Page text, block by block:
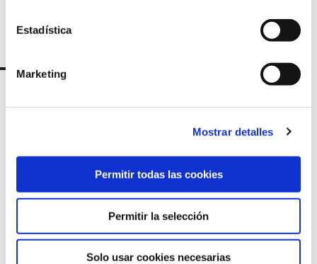
Estadística
Marketing
Mostrar detalles
Permitir todas las cookies
Permitir la selección
Solo usar cookies necesarias
Marqués de Amboage 12, 1º
15006 A Coruña